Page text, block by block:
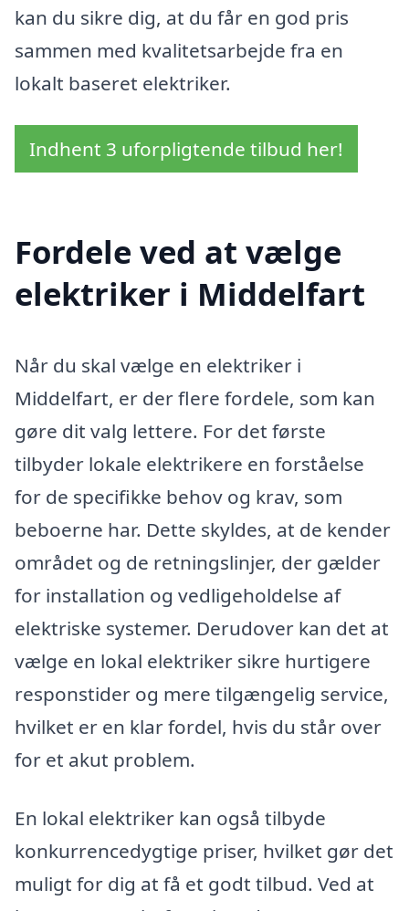
kan du sikre dig, at du får en god pris
sammen med kvalitetsarbejde fra en
lokalt baseret elektriker.
Indhent 3 uforpligtende tilbud her!
Fordele ved at vælge
elektriker i Middelfart
Når du skal vælge en elektriker i
Middelfart, er der flere fordele, som kan
gøre dit valg lettere. For det første
tilbyder lokale elektrikere en forståelse
for de specifikke behov og krav, som
beboerne har. Dette skyldes, at de kender
området og de retningslinjer, der gælder
for installation og vedligeholdelse af
elektriske systemer. Derudover kan det at
vælge en lokal elektriker sikre hurtigere
responstider og mere tilgængelig service,
hvilket er en klar fordel, hvis du står over
for et akut problem.
En lokal elektriker kan også tilbyde
konkurrencedygtige priser, hvilket gør det
muligt for dig at få et godt tilbud. Ved at